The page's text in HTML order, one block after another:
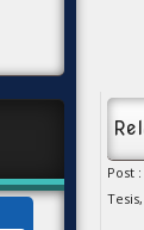
Post
Tesis,